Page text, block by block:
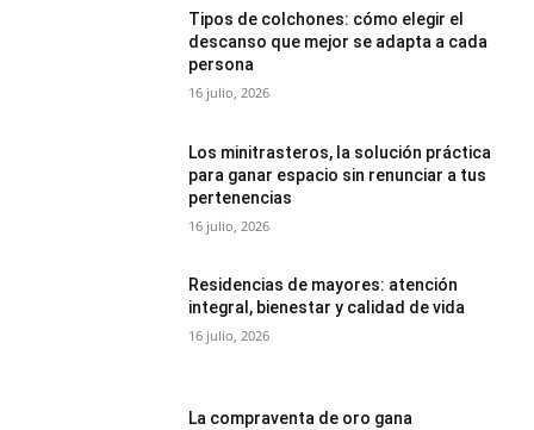
Tipos de colchones: cómo elegir el
descanso que mejor se adapta a cada
persona
16 julio, 2026
Los minitrasteros, la solución práctica
para ganar espacio sin renunciar a tus
pertenencias
16 julio, 2026
Residencias de mayores: atención
integral, bienestar y calidad de vida
16 julio, 2026
La compraventa de oro gana